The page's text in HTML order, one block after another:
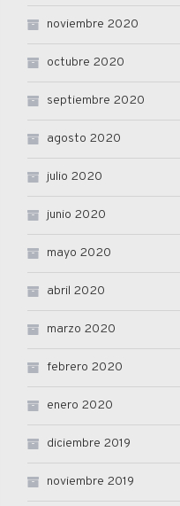
noviembre 2020
octubre 2020
septiembre 2020
agosto 2020
julio 2020
junio 2020
mayo 2020
abril 2020
marzo 2020
febrero 2020
enero 2020
diciembre 2019
noviembre 2019